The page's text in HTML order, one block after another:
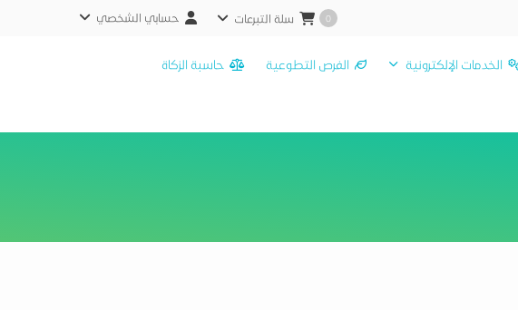
0 سلة التبرعات حسابي الشخصي
الخدمات الإلكترونية الفرص التطوعية حاسبة الزكاة